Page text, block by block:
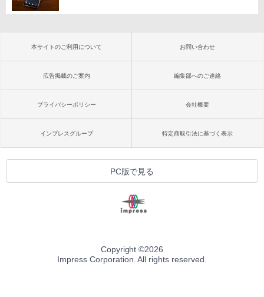
本サイトのご利用について お問い合わせ
広告掲載のご案内 編集部へのご連絡
プライバシーポリシー 会社概要
インプレスグループ 特定商取引法に基づく表示
PC版で見る
Copyright ©2026
Impress Corporation. All rights reserved.